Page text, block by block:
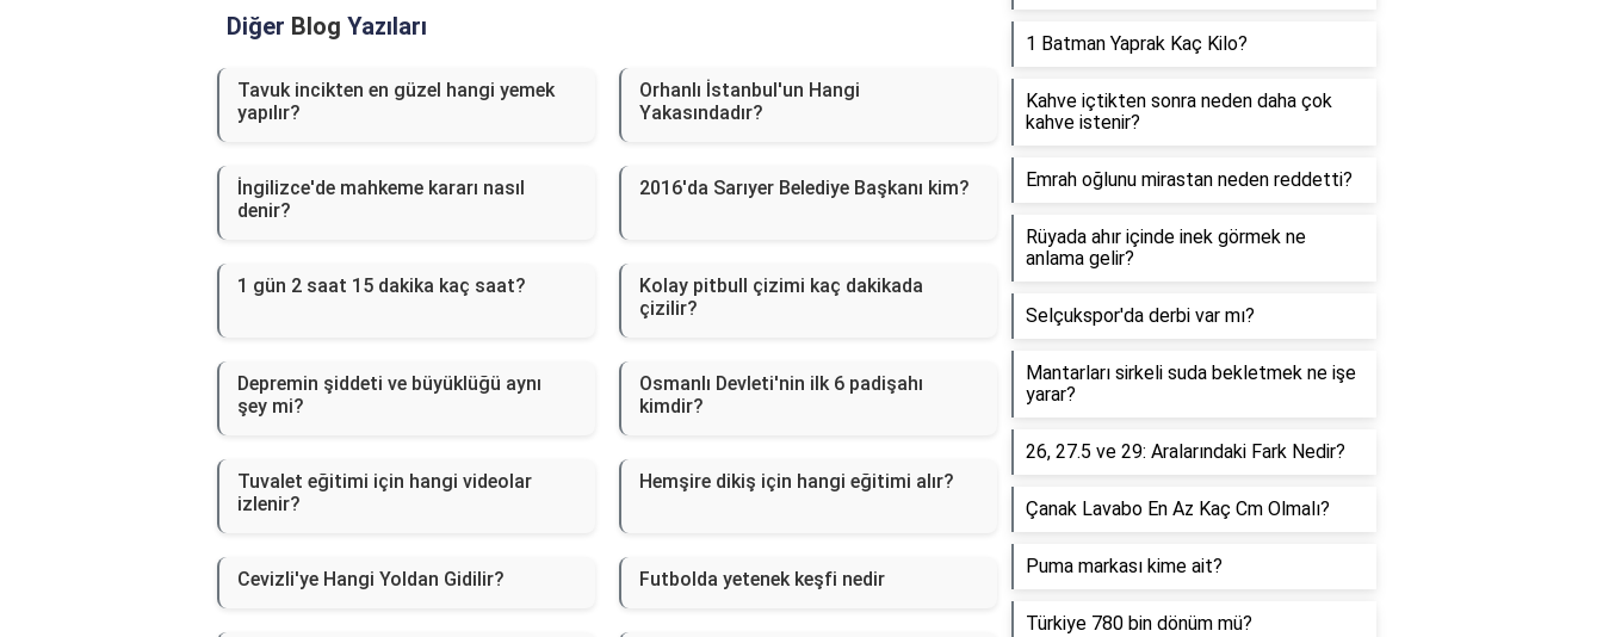
Diğer Blog Yazıları
Tavuk incikten en güzel hangi yemek
yapılır?
Orhanlı İstanbul'un Hangi
Yakasındadır?
İngilizce'de mahkeme kararı nasıl
denir?
2016'da Sarıyer Belediye Başkanı kim?
1 gün 2 saat 15 dakika kaç saat?
Kolay pitbull çizimi kaç dakikada
çizilir?
Depremin şiddeti ve büyüklüğü aynı
şey mi?
Osmanlı Devleti'nin ilk 6 padişahı
kimdir?
Tuvalet eğitimi için hangi videolar
izlenir?
Hemşire dikiş için hangi eğitimi alır?
Cevizli'ye Hangi Yoldan Gidilir? Futbolda yetenek keşfi nedir
1 Batman Yaprak Kaç Kilo?
Kahve içtikten sonra neden daha çok
kahve istenir?
Emrah oğlunu mirastan neden reddetti?
Rüyada ahır içinde inek görmek ne
anlama gelir?
Selçukspor'da derbi var mı?
Mantarları sirkeli suda bekletmek ne işe
yarar?
26, 27.5 ve 29: Aralarındaki Fark Nedir?
Çanak Lavabo En Az Kaç Cm Olmalı?
Puma markası kime ait?
Türkiye 780 bin dönüm mü?